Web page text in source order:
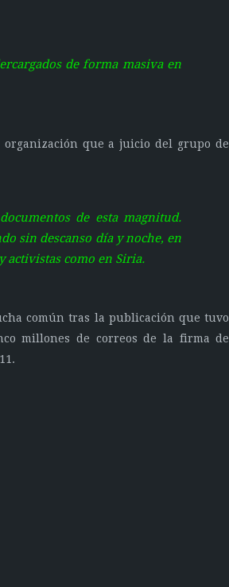
de forma masiva en
organización que a juicio del grupo de
de esta magnitud.
sin descanso día y noche, en
activistas como en Siria.
común tras la publicación que tuvo
millones de correos de la firma de